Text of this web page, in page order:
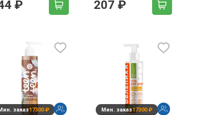
₽ 207 ₽
заказ17300 ₽ Мин. заказ17300 ₽